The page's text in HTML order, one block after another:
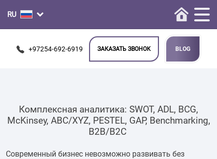
+97254-692-6919 ЗАКАЗАТЬ ЗВОНОК BLOG
Комплексная аналитика: SWOT, ADL, BCG,
McKinsey, ABC/XYZ, PESTEL, GAP, Benchmarking,
B2B/B2C
Современный бизнес невозможно развивать без